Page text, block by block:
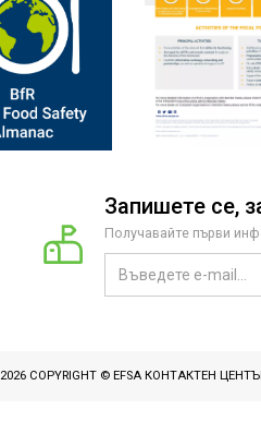
Запишете се,
Получавайте първи
2026 COPYRIGHT © EFSA КОНТАКТЕН